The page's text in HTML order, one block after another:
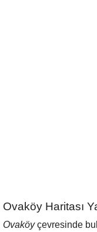
Ovaköy Haritası
Ovaköyçevresinde